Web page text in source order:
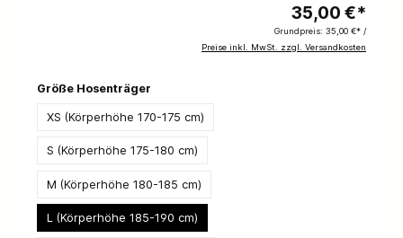
35,00 €*
Grundpreis: 35,00 €* /
Preise inkl. MwSt. zzgl. Versandkosten
Größe Hosenträger
XS (Körperhöhe 170-175 cm)
S (Körperhöhe 175-180 cm)
M (Körperhöhe 180-185 cm)
L (Körperhöhe 185-190 cm)